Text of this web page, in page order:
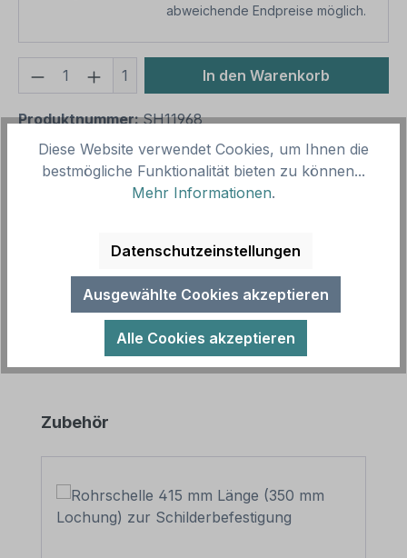
abweichende Endpreise möglich.
Produkt Anzahl: Gib den
1 In den Warenkorb
Produktnummer:SH11968
Vorlagenummer: VZ-K-09
Zusatztext. Kinderschilder werden in kinderreichen
Ortsteilen, an Schulwege…Mehr
Produktgalerie überspringen
Zubehör
Diese Website verwendet Cookies, um Ihnen die
bestmögliche Funktionalität bieten zu können...
Mehr Informationen.
Datenschutzeinstellungen
Ausgewählte Cookies akzeptieren
Alle Cookies akzeptieren